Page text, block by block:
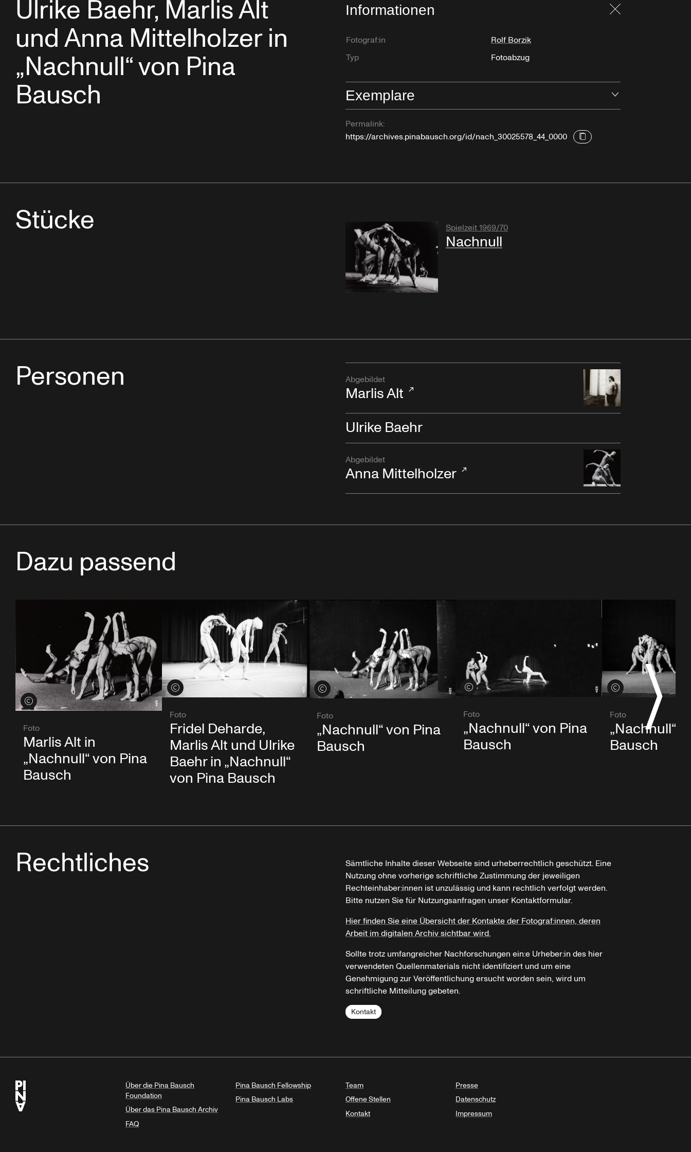
Ulrike Baehr, Marlis Alt
und Anna Mittelholzer in
„Nachnull“ von Pina
Bausch
Informationen
Fotograf:in
Rolf Borzik
Typ
Fotoabzug
Exemplare
Permalink:
https://archives.pinabausch.org/id/nach_30025578_44_0000
Stücke Spielzeit 1969/70
Nachnull
Personen Abgebildet
Marlis Alt
Ulrike Baehr
Abgebildet
Anna Mittelholzer
Dazu passend
Credits öffnen
Foto
Marlis Alt in
„Nachnull“ von Pina
Bausch
Credits öffnen
Foto
Fridel Deharde,
Marlis Alt und Ulrike
Baehr in „Nachnull“
von Pina Bausch
Credits öffnen
Foto
„Nachnull“ von Pina
Bausch
Credits öffnen
Foto
„Nachnull“ von Pina
Bausch
Credits öffnen
Foto
„Nachnull“
Bausch
Rechtliches
Sämtliche Inhalte dieser Webseite sind urheberrechtlich geschützt. Eine
Nutzung ohne vorherige schriftliche Zustimmung der jeweiligen
Rechteinhaber:innen ist unzulässig und kann rechtlich verfolgt werden.
Bitte nutzen Sie für Nutzungsanfragen unser Kontaktformular.
Hier finden Sie eine Übersicht der Kontakte der Fotograf:innen, deren
Arbeit im digitalen Archiv sichtbar wird.
Sollte trotz umfangreicher Nachforschungen ein:e Urheber:in des hier
verwendeten Quellenmaterials nicht identifiziert und um eine
Genehmigung zur Veröffentlichung ersucht worden sein, wird um
schriftliche Mitteilung gebeten.
Kontakt
Über die Pina Bausch
Foundation
Über das Pina Bausch Archiv
FAQ
Pina Bausch Fellowship
Pina Bausch Labs
Team
Offene Stellen
Kontakt
Presse
Datenschutz
Impressum